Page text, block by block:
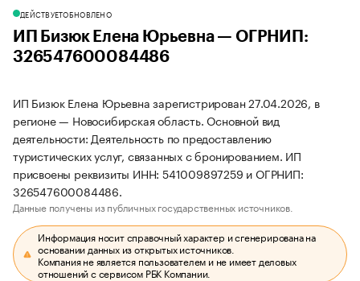
ДЕЙСТВУЕТОБНОВЛЕНО
ИП Бизюк Елена Юрьевна — ОГРНИП:
326547600084486
ИП Бизюк Елена Юрьевна зарегистрирован 27.04.2026, в
регионе — Новосибирская область. Основной вид
деятельности: Деятельность по предоставлению
туристических услуг, связанных с бронированием. ИП
присвоены реквизиты ИНН: 541009897259 и ОГРНИП:
326547600084486.
Данные получены из публичных государственных источников.
Информация носит справочный характер и сгенерирована на
основании данных из открытых источников.
Компания не является пользователем и не имеет деловых
отношений с сервисом РБК Компании.